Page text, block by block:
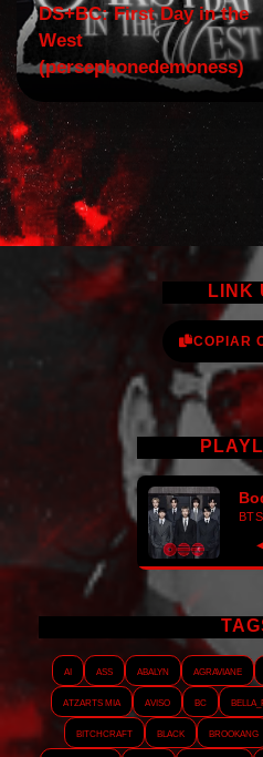
DS+BC: First Day in the
West
(persephonedemoness)
LINK
COPIAR
BTS
AI ASS Abalyn Agraviane
Atzarts Mia
Aviso BC
Bitchcraft
Black Brookang